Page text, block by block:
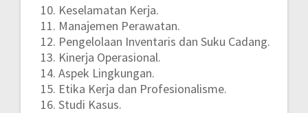
Keselamatan Kerja.
Manajemen Perawatan.
Pengelolaan Inventaris dan Suku Cadang.
Kinerja Operasional.
Aspek Lingkungan.
Etika Kerja dan Profesionalisme.
Studi Kasus.